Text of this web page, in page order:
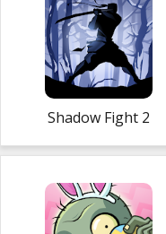
Shadow Fight 2